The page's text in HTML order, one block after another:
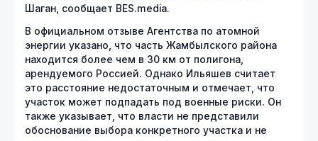
Шаган, сообщает BES.media.
В официальном отзыве Агентства по атомной
энергии указано, что часть Жамбылского района
находится более чем в 30 км от полигона,
арендуемого Россией. Однако Ильяшев считает
это расстояние недостаточным и отмечает, что
участок может подпадать под военные риски. Он
также указывает, что власти не представили
обоснование выбора конкретного участка и не